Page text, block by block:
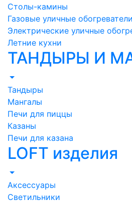
Столы-камины
Газовые уличные обогреватели
Электрические уличные
Летние кухни
ТАНДЫРЫ И
Тандыры
Мангалы
Печи для пиццы
Казаны
Печи для казана
LOFT изделия
Аксессуары
Светильники